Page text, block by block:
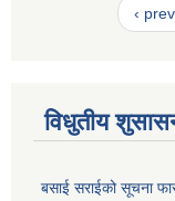
‹
विधुतीय
बसाई सराईको सूचना